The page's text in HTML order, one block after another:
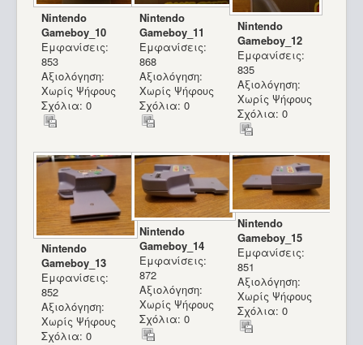
Nintendo
Gameboy_10
Εμφανίσεις:
853
Αξιολόγηση:
Χωρίς Ψήφους
Σχόλια: 0
Nintendo
Gameboy_11
Εμφανίσεις:
868
Αξιολόγηση:
Χωρίς Ψήφους
Σχόλια: 0
Nintendo
Gameboy_12
Εμφανίσεις:
835
Αξιολόγηση:
Χωρίς Ψήφους
Σχόλια: 0
Nintendo
Gameboy_13
Εμφανίσεις:
852
Αξιολόγηση:
Χωρίς Ψήφους
Σχόλια: 0
Nintendo
Gameboy_14
Εμφανίσεις:
872
Αξιολόγηση:
Χωρίς Ψήφους
Σχόλια: 0
Nintendo
Gameboy_15
Εμφανίσεις:
851
Αξιολόγηση:
Χωρίς Ψήφους
Σχόλια: 0